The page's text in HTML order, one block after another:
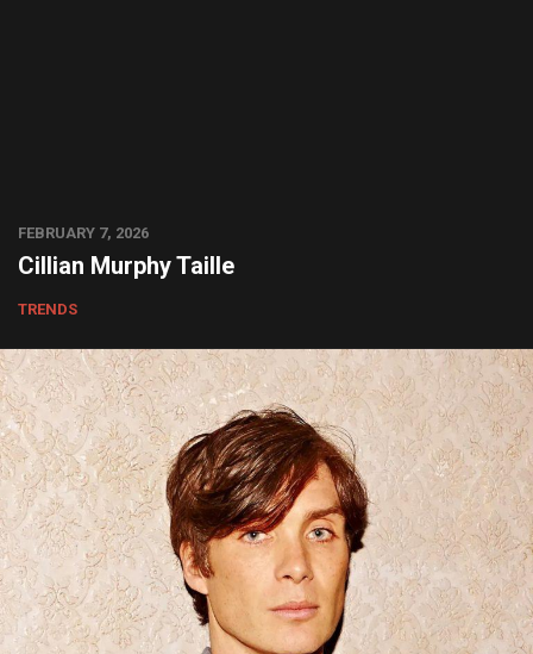
FEBRUARY 7, 2026
Cillian Murphy Taille
TRENDS